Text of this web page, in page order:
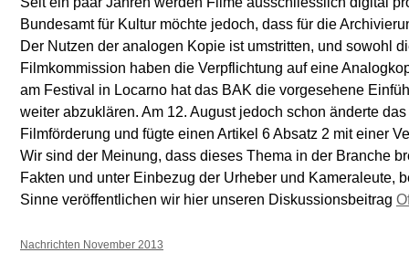
Bundesamt für Kultur möchte jedoch, dass für die
Der Nutzen der analogen Kopie ist umstritten, und sowohl
Filmkommission haben die Verpflichtung auf eine
am Festival in Locarno hat das BAK die vorgesehene
weiter abzuklären. Am 12. August jedoch schon änderte
Filmförderung und fügte einen Artikel 6 Absatz 2 mit einer
Wir sind der Meinung, dass dieses Thema in der Branche
Fakten und unter Einbezug der Urheber und Kameraleute,
Sinne veröffentlichen wir hier unseren Diskussionsbeitrag
Nachrichten November 2013